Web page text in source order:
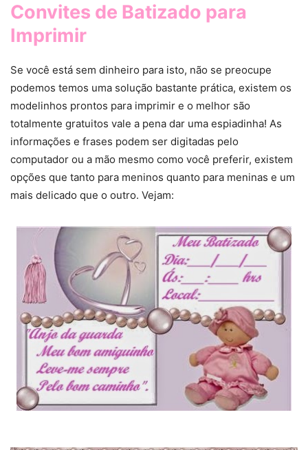
Convites de Batizado para
Imprimir
Se você está sem dinheiro para isto, não se preocupe
podemos temos uma solução bastante prática, existem os
modelinhos prontos para imprimir e o melhor são
totalmente gratuitos vale a pena dar uma espiadinha! As
informações e frases podem ser digitadas pelo
computador ou a mão mesmo como você preferir, existem
opções que tanto para meninos quanto para meninas e um
mais delicado que o outro. Vejam: